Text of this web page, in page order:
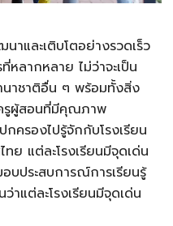
นาและเติบโตอย่างรวดเร็ว
ลากหลาย ไม่ว่าจะเป็น
าชาติอื่น ๆ พร้อมทั้งสิ่ง
รูผู้สอนที่มีคุณภาพ
กครองไปรู้จักกับโรงเรียน
ทย แต่ละโรงเรียนมีจุดเด่น
บประสบการณ์การเรียนรู้
าแต่ละโรงเรียนมีจุดเด่น